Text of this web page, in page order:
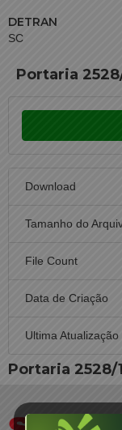
DETRAN
SC
Portaria
Download
Tamanho do
File Count
Data de Criação
Ultima Atualização
Portaria 2528/